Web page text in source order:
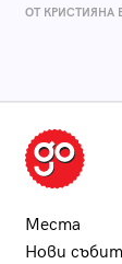
ОТ КРИСТИЯНА
Места
Нови